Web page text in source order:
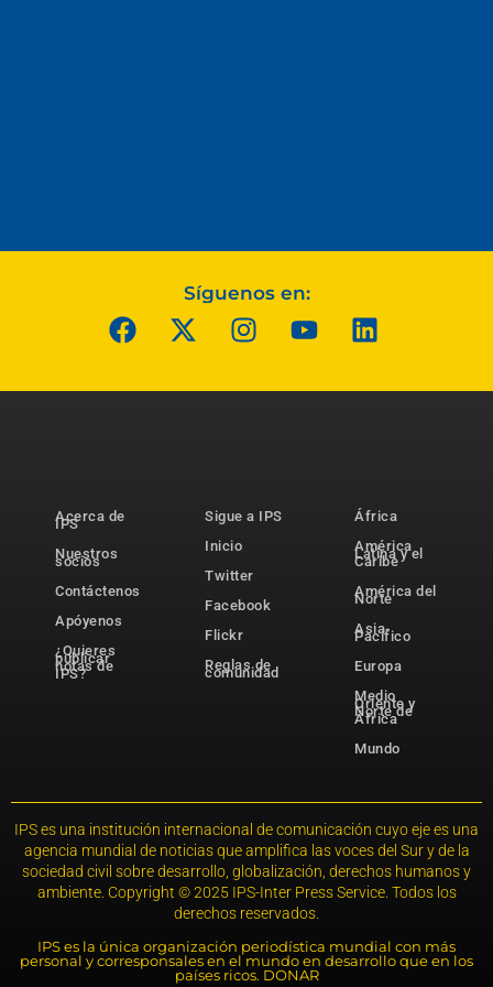
Síguenos en:
Acerca de
IPS
Nuestros
socios
Contáctenos
Apóyenos
¿Quieres
publicar
notas de
IPS?
Sigue a IPS
Inicio
Twitter
Facebook
Flickr
Reglas de
comunidad
África
América
Latina y el
Caribe
América del
Norte
Asia-
Pacífico
Europa
Medio
Oriente y
Norte de
África
Mundo
IPS es una institución internacional de comunicación cuyo eje es una
agencia mundial de noticias que amplifica las voces del Sur y de la
sociedad civil sobre desarrollo, globalización, derechos humanos y
ambiente. Copyright © 2025 IPS-Inter Press Service. Todos los
derechos reservados.
IPS es la única organización periodística mundial con más
personal y corresponsales en el mundo en desarrollo que en los
países ricos. DONAR